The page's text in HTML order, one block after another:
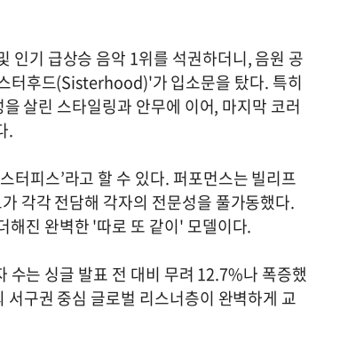
인기 급상승 음악 1위를 석권하더니, 음원 공
터후드(Sisterhood)'가 입소문을 탔다. 특히
살린 스타일링과 안무에 이어, 마지막 코러
.
터피스’라고 할 수 있다. 퍼포먼스는 빌리프
각각 전담해 각자의 전문성을 풀가동했다.
해진 완벽한 '따로 또 같이' 모델이다.
는 싱글 발표 전 대비 무려 12.7%나 폭증했
구권 중심 글로벌 리스너층이 완벽하게 교